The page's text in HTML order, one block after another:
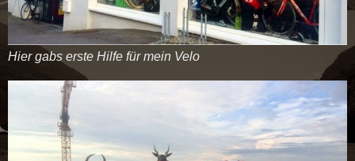
Hier gabs erste Hilfe für mein Velo